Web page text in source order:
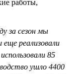
работы,
за сезон мы
реализовали
85
ушло 4400